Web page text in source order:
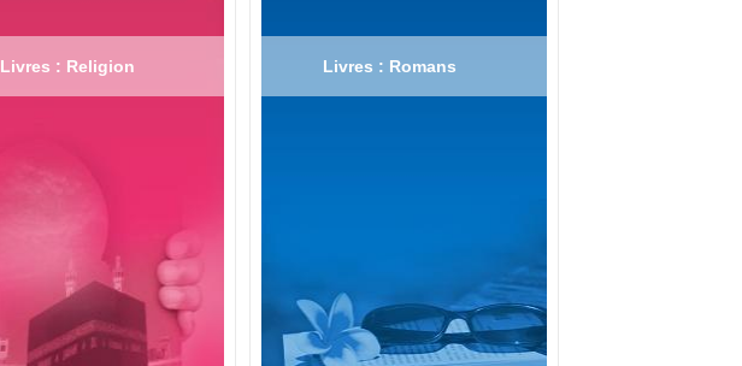
Livres : Religion Livres : Romans